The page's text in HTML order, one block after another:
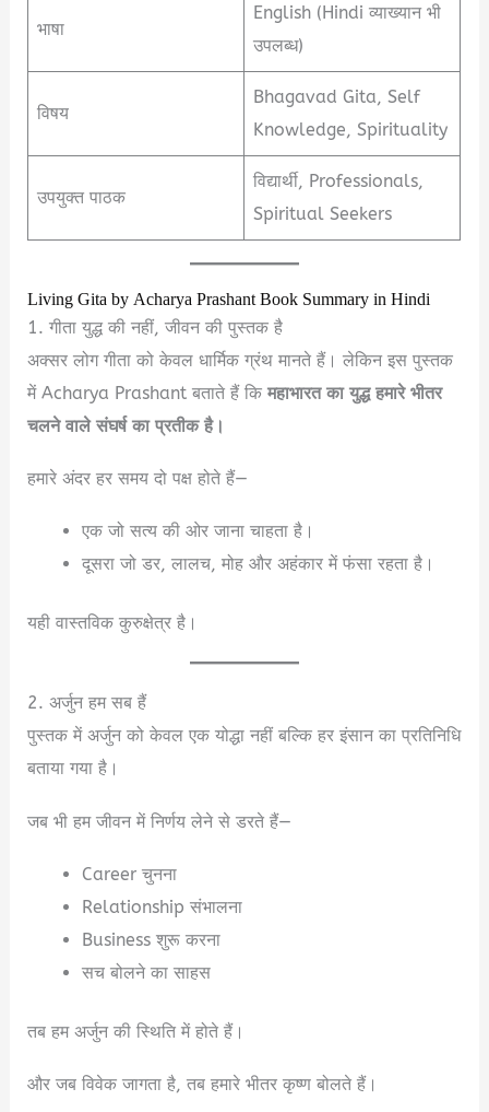
भाषा
English (Hindi व्याख्यान भी
उपलब्ध)
विषय
Bhagavad Gita, Self
Knowledge, Spirituality
उपयुक्त पाठक
विद्यार्थी, Professionals,
Spiritual Seekers
Living Gita by Acharya Prashant Book Summary in Hindi
1. गीता युद्ध की नहीं, जीवन की पुस्तक है
अक्सर लोग गीता को केवल धार्मिक ग्रंथ मानते हैं। लेकिन इस पुस्तक
में Acharya Prashant बताते हैं किमहाभारत का युद्ध हमारे भीतर
चलने वाले संघर्ष का प्रतीक है।
हमारे अंदर हर समय दो पक्ष होते हैं—
एक जो सत्य की ओर जाना चाहता है।
दूसरा जो डर, लालच, मोह और अहंकार में फंसा रहता है।
यही वास्तविक कुरुक्षेत्र है।
2. अर्जुन हम सब हैं
पुस्तक में अर्जुन को केवल एक योद्धा नहीं बल्कि हर इंसान का प्रतिनिधि
बताया गया है।
जब भी हम जीवन में निर्णय लेने से डरते हैं—
Career चुनना
Relationship संभालना
Business शुरू करना
सच बोलने का साहस
तब हम अर्जुन की स्थिति में होते हैं।
और जब विवेक जागता है, तब हमारे भीतर कृष्ण बोलते हैं।